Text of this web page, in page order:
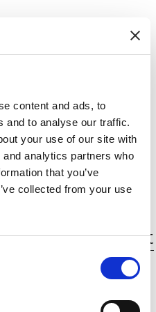
content and ads, to
and to analyse our traffic.
your use of our site with
analytics partners who
that you’ve
collected from your use
M
ITGLIED W
ERD
EN
DE
und Kunst